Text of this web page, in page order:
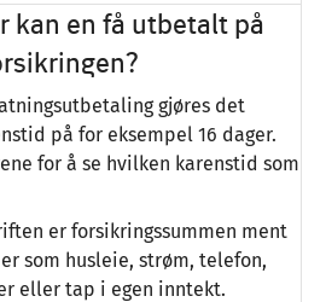
kan en få utbetalt på
gjøres det
på for eksempel 16 dager.
for å se hvilken karenstid som
er forsikringssummen ment
som husleie, strøm, telefon,
eller tap i egen inntekt.